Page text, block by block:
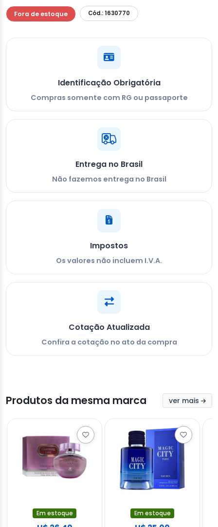
Fora de estoque Cód.: 1630770
Identificação Obrigatória
Compras somente com RG ou passaporte
Entrega no Brasil
Não fazemos entrega no Brasil
Impostos
Os valores não incluem I.V.A.
Cotação Atualizada
Confira a cotação no ato da compra
Produtos da mesma marca ver mais
Em estoque Em estoque